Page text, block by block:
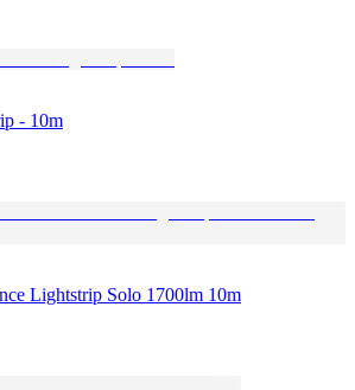
- 10m
Lightstrip Solo 1700lm 10m